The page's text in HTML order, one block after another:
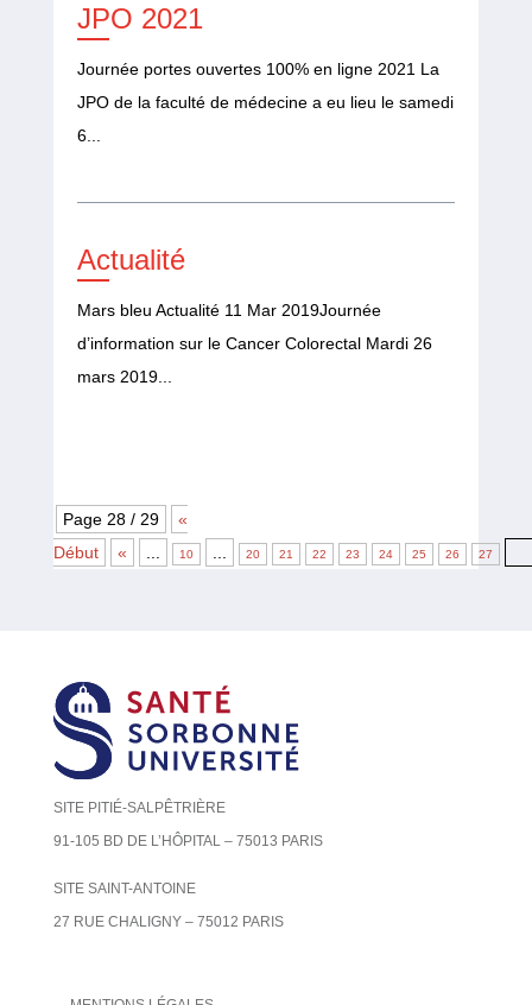
JPO 2021
Journée portes ouvertes 100% en ligne 2021 La
JPO de la faculté de médecine a eu lieu le samedi
6...
Actualité
Mars bleu Actualité 11 Mar 2019Journée
d’information sur le Cancer Colorectal Mardi 26
mars 2019...
Page 28 / 29
«
Début
« 10 20 21 22 23 24 25 26 27
SITE PITIÉ-SALPÊTRIÈRE
91-105 BD DE L’HÔPITAL – 75013 PARIS
SITE SAINT-ANTOINE
27 RUE CHALIGNY – 75012 PARIS